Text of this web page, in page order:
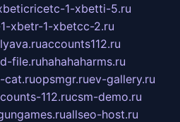
1-xbetti-5.ru
xbetr-1-xbetcc-2.ru
accounts112.ru
file.ruhahahaharms.ru
cat.ruopsmgr.ruev-gallery.ru
112.rucsm-demo.ru
allseo-host.ru